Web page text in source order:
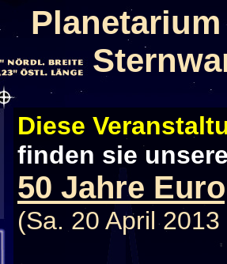
Diese
finden sie
50 Jahre
(Sa. 20 April